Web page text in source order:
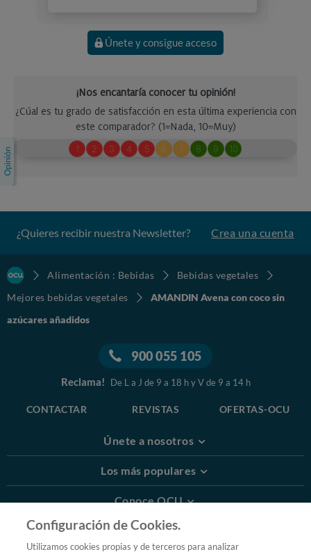
Únete y consigue acceso
¿Quieres recibir nuestra Newsletter? Crea una cuenta
Alimentación : Bebidas
Bebidas vegetales
Mejores bebidas vegetales
AMANDIN Avena con coco sin
azúcares añadidos
900 055 105
Reclama! De L a J de 9 a 18 h y V de 9 a 14 h
CONTACTAR REVISTAS OFERTAS-OCU
Únete a nosotros
Los más populares
Conoce OCU
Más Información
Configuración de Cookies.
Utilizamos cookies propias y de terceros para analizar